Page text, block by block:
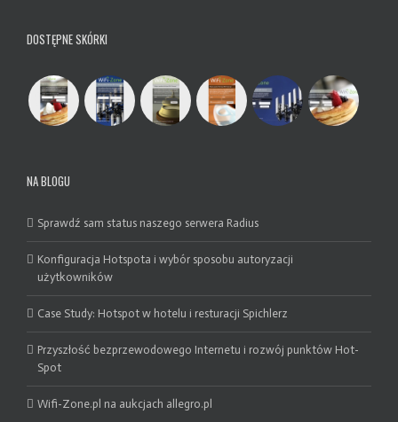
DOSTĘPNE SKÓRKI
NA BLOGU
Sprawdź sam status naszego serwera Radius
Konfiguracja Hotspota i wybór sposobu autoryzacji
użytkowników
Case Study: Hotspot w hotelu i resturacji Spichlerz
Przyszłość bezprzewodowego Internetu i rozwój punktów Hot-
Spot
Wifi-Zone.pl na aukcjach allegro.pl